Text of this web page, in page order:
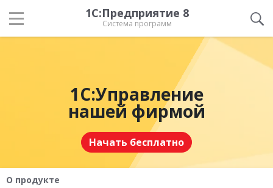
1С:Предприятие 8
Система программ
1С:Управление
нашей фирмой
Начать бесплатно
О продукте